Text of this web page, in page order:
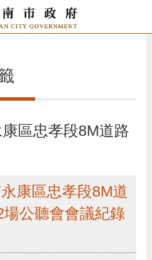
區忠孝段8M道路
康區忠孝段8M道
公聽會會議紀錄